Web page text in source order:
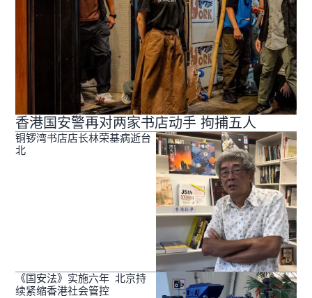
香港国安警再对两家书店动手 拘捕五人
铜锣湾书店店长林荣基病逝台
北
《国安法》实施六年 北京持
续紧缩香港社会管控